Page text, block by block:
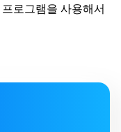
프로그램을 사용해서